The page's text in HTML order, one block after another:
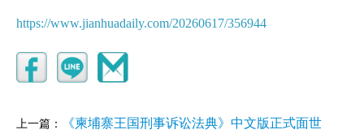
https://www.jianhuadaily.com/20260617/356944
上一篇： 《柬埔寨王国刑事诉讼法典》中文版正式面世